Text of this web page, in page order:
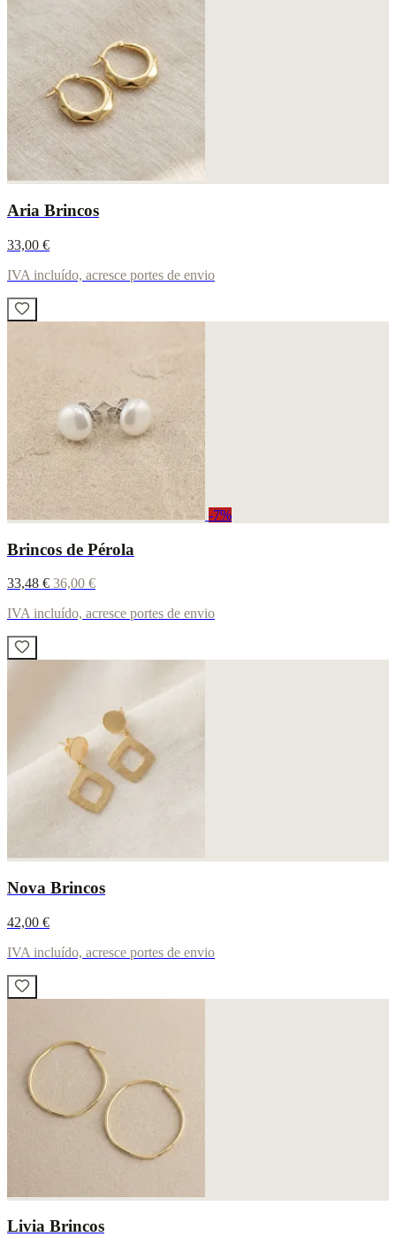
Aria Brincos
33,00 €
IVA incluído, acresce portes de envio
-7%
Brincos de Pérola
33,48 € 36,00 €
IVA incluído, acresce portes de envio
Nova Brincos
42,00 €
IVA incluído, acresce portes de envio
Livia Brincos